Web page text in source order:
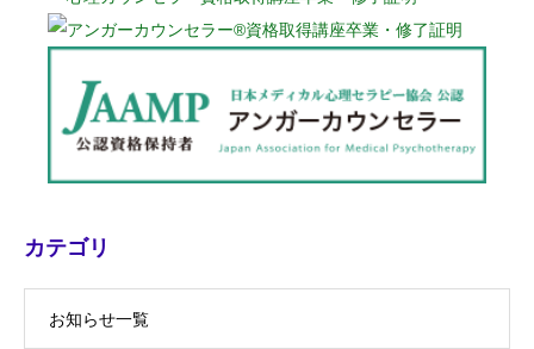
カテゴリ
お知らせ一覧